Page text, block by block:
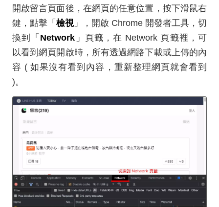
開啟留言頁面後，在網頁的任意位置，按下滑鼠右
鍵，點擊「 檢視」，開啟 Chrome 開發者工具，切
換到「 Network 」頁籤，在 Network 頁籤裡，可
以看到網頁開啟時，所有透過網路下載或上傳的內
容 ( 如果沒有看到內容，重新整理網頁就會看到
)。